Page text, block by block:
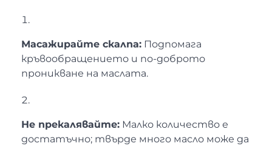
Масажирайте скалпа: Подпомага
кръвообращението и по-доброто
проникване на маслата.
Не прекалявайте: Малко количество е
достатъчно; твърде много масло може да